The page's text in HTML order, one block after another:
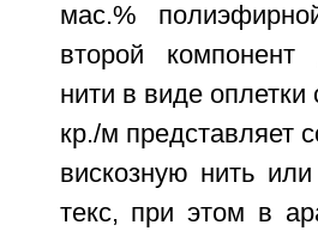
мас.%
второй компонент
нити в виде
кр./м представляет
вискозную нить
текс, при этом в